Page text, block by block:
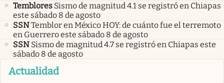
Temblores Sismo de magnitud 4.1 se registró en Chiapas
este sábado 8 de agosto
SSNTemblor en México HOY: de cuánto fue el terremoto
en Guerrero este sábado 8 de agosto
SSN Sismo de magnitud 4.7 se registró en Chiapas este
sábado 8 de agosto
Actualidad